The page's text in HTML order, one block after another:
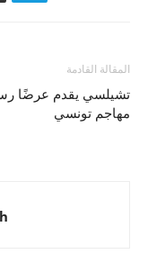
المقالة القادمة
تشيلسي يقدم عرضًا
مهاجم تونسي